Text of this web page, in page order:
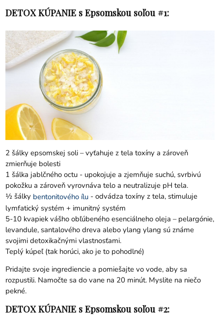
DETOX KÚPANIE s Epsomskou soľou #1:
2 šálky epsomskej soli – vyťahuje z tela toxíny a zároveň
zmierňuje bolesti
1 šálka jablčného octu - upokojuje a zjemňuje suchú, svrbivú
pokožku a zároveň vyrovnáva telo a neutralizuje pH tela.
½ šálky bentonitového ílu - odvádza toxíny z tela, stimuluje
lymfatický systém + imunitný systém
5-10 kvapiek vášho obľúbeného esenciálneho oleja – pelargónie,
levandule, santalového dreva alebo ylang ylang sú známe
svojimi detoxikačnými vlastnosťami.
Teplý kúpeľ (tak horúci, ako je to pohodlné)
Pridajte svoje ingrediencie a pomiešajte vo vode, aby sa
rozpustili. Namočte sa do vane na 20 minút. Myslite na niečo
pekné.
DETOX KÚPANIE s Epsomskou soľou #2: